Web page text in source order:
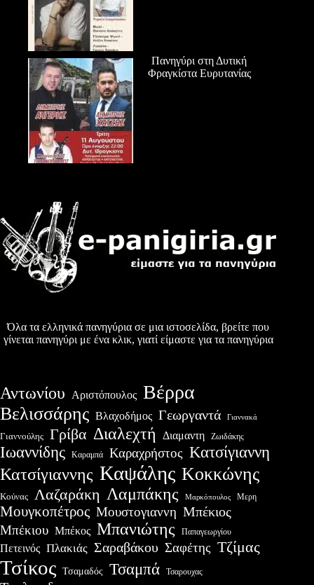
Πανηγύρι στη Δυτική
Φραγκίστα Ευρυτανίας
Όλα τα ελληνικά πανηγύρια σε μια ιστοσελίδα, βρείτε που
γίνεται πανηγύρι με ένα κλικ, γιατί είμαστε για τα πανηγύρια
Αντωνίου Αριστόπουλος Βέρρα
Βελισσάρης Βλαχοδήμος Γεωργαντά Γιαννακά
Γιαννούλης Γρίβα Διαλεχτή Διαμαντη Ζωιδάκης
Ιωαννίδης Καραμπά Καραχρήστος Κατσίγιαννη
Κατσίγιαννης Καψάλης Κοκκώνης
Κούνας Λαζαράκη Λαμπάκης Μαρκόπουλος Μερη
Μουγκοπέτρος Μουστογιαννη Μπέκιος
Μπέκιου Μπέκος Μπανιώτης Παπαγεωργίου
Πετεινός Πλακιάς Σαραβάκου Σαφέτης Τζίμας
Τσίκος Τσαμαδός Τσαμπά Τσαρουχας